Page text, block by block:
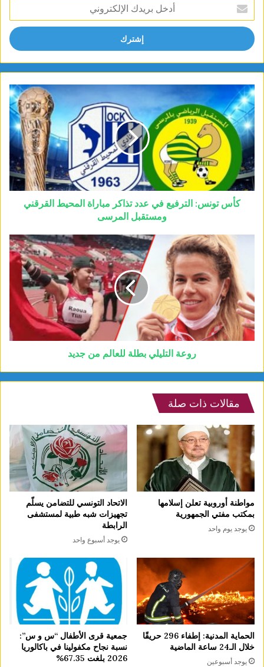
بريدك
الإلكتروني
كأس تونس: الترفيع في عدد تذاكر مباراة المحيط القرقني
ومستقبل المرسى
روعة التليلي بطلة للعالم من جديد
مقالات ذات صلة
مواطنة أوروبية تعلن إسلامها
بمكتب مفتي الجمهورية
يوجد يوم واحد
الاتحاد التونسي للتضامن يسلّم
تجهيزات شبه طبية لمستشفى
الرابطة
يوجد أسبوع واحد
الحماية المدنية: إطفاء 296 حريقًا
خلال الـ24 ساعة الماضية
يوجد أسبوعين
جمعية قرى الأطفال “س و س”:
نسبة نجاح مكفولينا في باكالوريا
2026 بلغت 67.35%